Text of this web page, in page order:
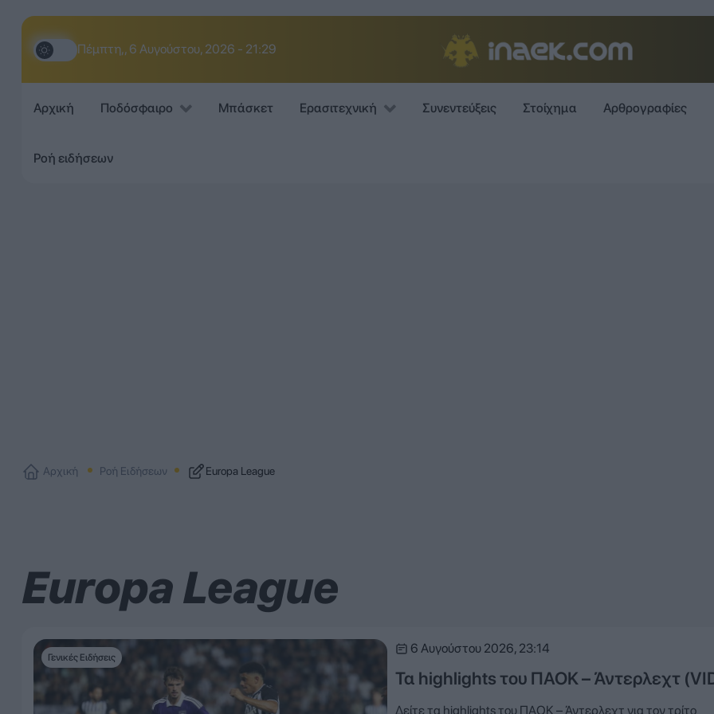
Πέμπτη,, 6 Αυγούστου, 2026 - 21:29
Αρχική Ποδόσφαιρο Μπάσκετ Ερασιτεχνική Συνεντεύξεις Στοίχημα Αρθρογραφίες
Ροή ειδήσεων
Αρχική Ροή Ειδήσεων Europa League
Europa League
Γενικές Ειδήσεις
6 Αυγούστου 2026, 23:14
Τα highlights του ΠΑΟΚ – Άντερλεχτ
Δείτε τα highlights του ΠΑΟΚ – Άντερλεχτ για τον τρίτο